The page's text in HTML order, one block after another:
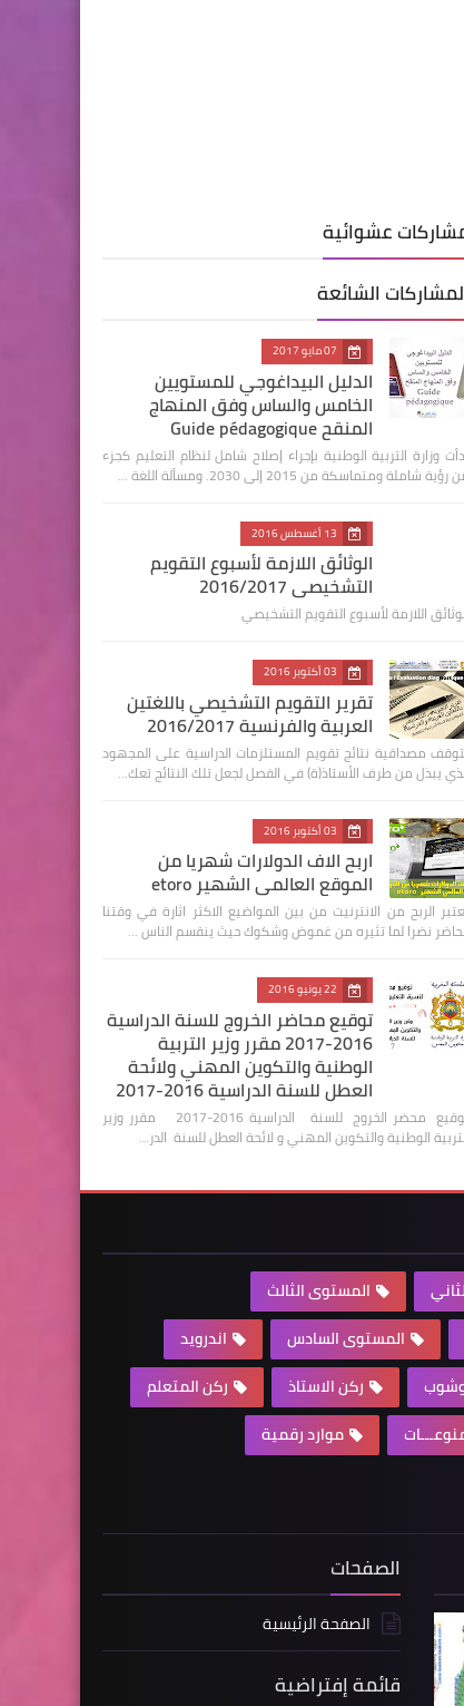
عشوائية
الشائعة
07 مايو 2017
الدليل البيداغوجي للمستويين
الخامس والساس وفق المنهاج
المنقح Guide pédagogique
وزارة التربية الوطنية بإجراء إصلاح شامل لنظام التعليم كجزء
شاملة ومتماسكة من 2015 إلى 2030. ومسألة اللغة …
13 أغسطس 2016
الوثائق اللازمة لأسبوع التقويم
التشخيصي 2016/2017
اللازمة لأسبوع التقويم التشخيصي
03 أكتوبر 2016
تقرير التقويم التشخيصي باللغتين
العربية والفرنسية 2016/2017
مصداقية نتائج تقويم المستلزمات الدراسية على المجهود
يبذل من طرف الأستاذ(ة) في الفصل لجعل تلك النتائج تعك…
03 أكتوبر 2016
اربح الاف الدولارات شهريا من
الموقع العالمي الشهير etoro
الربح من الانترنيت من بين المواضيع الاكثر اثارة في وقتنا
نضرا لما تثيره من غموض وشكوك حيث ينقسم الناس …
22 يونيو 2016
توقيع محاضر الخروج للسنة الدراسية
2016-2017 مقرر وزير التربية
الوطنية والتكوين المهني ولائحة
العطل للسنة الدراسية 2016-2017
توقيع محضر الخروج للسنة الدراسية 2016-2017 مقرر وزير
الوطنية والتكوين المهني و لائحة العطل للسنة الدر…
المستوى الثالث
المستوى السادس
اندرويد
ركن الاستاذ
ركن المتعلم
موارد رقمية
الصفحات
الصفحة الرئيسية
قائمة إفتراضية